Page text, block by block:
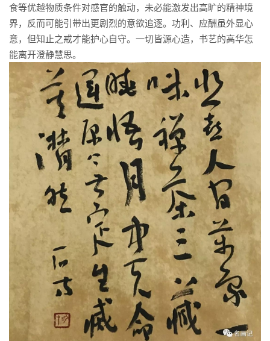
食等优越物质条件对感官的触动，未必能激发出高旷的精神境
界，反而可能引带出更剧烈的意欲追逐。功利、应酬虽外显心
意，但知止之戒才能护心自守。一切皆源心造，书艺的高华怎
能离开澄静慧思。